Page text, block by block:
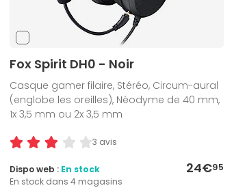
Fox Spirit DH0 - Noir
Casque gamer filaire, Stéréo, Circum-aural
(englobe les oreilles), Néodyme de 40 mm,
1x 3,5 mm ou 2x 3,5 mm
3 avis
24€95
Dispo web : En stock
En stock dans 4 magasins